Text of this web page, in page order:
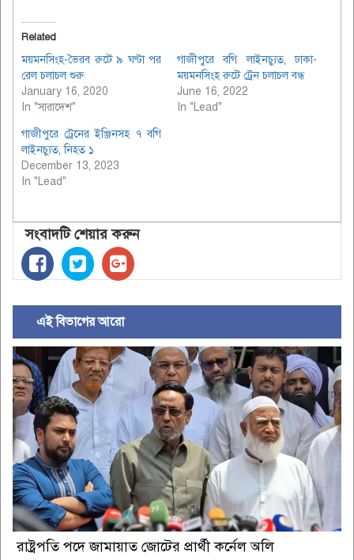
Related
ময়মনসিংহ-ভৈরব রুটে ৯ ঘণ্টা পর
রেল চলাচল শুরু
January 16, 2020
In "সারাদেশ"
গাজীপুরে বগি লাইনচ্যুত, ঢাকা-
ময়মনসিংহ রুটে ট্রেন চলাচল বন্ধ
June 16, 2022
In "Lead"
গাজীপুরে ট্রেনের ইঞ্জিনসহ ৭ বগি
লাইনচ্যুত, নিহত ১
December 13, 2023
In "Lead"
সংবাদটি শেয়ার করুন
এই বিভাগের আরো
রাষ্ট্রপতি পদে জামায়াত জোটের প্রার্থী কর্নেল অলি